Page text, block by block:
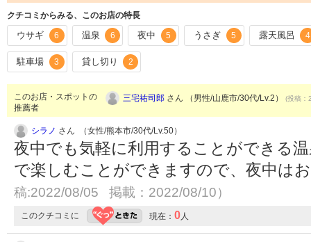
クチコミからみる、このお店の特長
ウサギ 6 温泉 6 夜中 5 うさぎ 5 露天風呂 4
駐車場 3 貸し切り 2
このお店・スポットの
推薦者
三宅祐司郎 さん （男性/山鹿市/30代/Lv.2） (投稿
シラノ さん （女性/熊本市/30代/Lv.50）
夜中でも気軽に利用することができる
で楽しむことができますので、夜中は
稿:2022/08/05 掲載：2022/08/10）
このクチコミに 現在： 0人